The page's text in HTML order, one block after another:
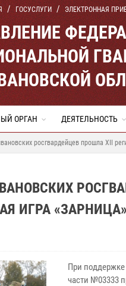
ГОСУСЛУГИ ЭЛЕКТРОННАЯ
ОРГАН ДЕЯТЕЛЬНОСТЬ
росгвардейцев прошла XII
ИГРА «ЗАРНИЦА»
При поддержке
части №03333